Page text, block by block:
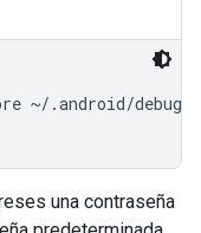
~/.android/
una contraseña